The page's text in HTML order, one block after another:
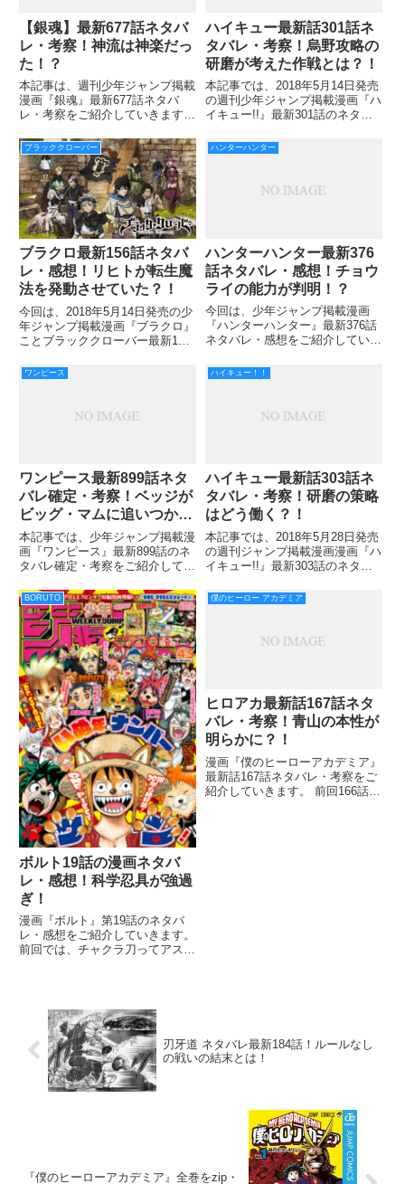
【銀魂】最新677話ネタバ
レ・考察！神流は神楽だっ
た！？
本記事は、週刊少年ジャンプ掲載
漫画『銀魂』最新677話ネタバ
レ・考察をご紹介していきます。
探していることが判明しました
ね。 いったい、沖田が狙う本命
の相手とは誰なのでしょう。 ラ
ストには高杉と神楽も登場しま
ハイキュー最新話301話ネ
タバレ・考察！烏野攻略の
研磨が考えた作戦とは？！
本記事では、2018年5月14日発売
の週刊少年ジャンプ掲載漫画『ハ
イキュー!!』最新301話のネタバ
前回の300話では、日向との連携
で速攻を決めた影山。 その後も
にも熱が入ります
ブラッククローバー
ブラクロ最新156話ネタバ
レ・感想！リヒトが転生魔
法を発動させていた？！
今回は、2018年5月14日発売の少
年ジャンプ掲載漫画『ブラクロ』
ことブラッククローバー最新156
きます。 前回155話では、リヒト
の転生魔法に屈さずに「意識を保
の戦いが描かれてい
ハンターハンター
ハンターハンター最新376
話ネタバレ・感想！チョウ
ライの能力が判明！？
今回は、少年ジャンプ掲載漫画
『ハンターハンター』最新376話
ネタバレ・感想をご紹介していき
本当の姿が久しぶりに登場しまし
た。 ビスケの本当の姿が見れた
リードアイランド編とキメ
ワンピース
ワンピース最新899話ネタ
バレ確定・考察！ベッジが
ビッグ・マムに追いつかれ
る！？
本記事では、少年ジャンプ掲載漫
画『ワンピース』最新899話のネ
タバレ確定・考察をご紹介してい
大暴れで形勢が一気に逆転する運
びになりました。 彼らの強さは
噂通りのもので順調にカカオ島を
制圧していきます。 ジェ
ハイキュー！！
ハイキュー最新話303話ネ
タバレ・考察！研磨の策略
はどう働く？！
本記事では、2018年5月28日発売
の週刊ジャンプ掲載漫画漫画『ハ
イキュー!!』最新303話のネタバ
前回の302話では、日向と影山の
活躍で、一進一退の攻防戦を繰り
うとうデュース
BORUTO
ボルト19話の漫画ネタバ
レ・感想！科学忍具が強過
ぎ！
漫画『ボルト』第19話のネタバ
レ・感想をご紹介していきます。
前回では、チャクラ刀ってアスマ
くるとは驚きましたね！ なんだ
か嬉しくなっちゃいました！笑
僕のヒーロー アカデミア
ヒロアカ最新話167話ネタ
バレ・考察！青山の本性が
明らかに？！
漫画『僕のヒーローアカデミア』
最新話167話ネタバレ・考察をご
紹介していきます。 前回166話で
刃牙道 ネタバレ最新184話！ルールなし
の戦いの結末とは！
『僕のヒーローアカデミア』全巻をzip・